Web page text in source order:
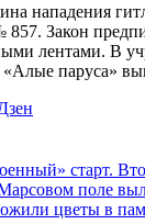
нападения
Закон
лентами. В
паруса»
старт.
поле
цветы в